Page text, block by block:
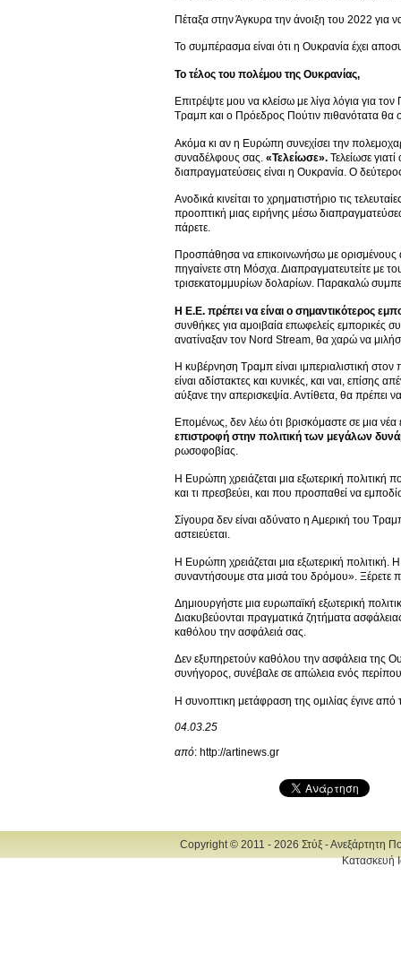
Πέταξα στην Άγκυρα την άνοιξη του 2022 για
Το συμπέρασμα είναι ότι η Ουκρανία έχει
Το τέλος του πολέμου της Ουκρανίας,
Επιτρέψτε μου να κλείσω με λίγα λόγια για
Τραμπ και ο Πρόεδρος Πούτιν πιθανότατα
Ακόμα κι αν η Ευρώπη συνεχίσει την
συναδέλφους σας. «Τελείωσε». Τελείωσε
διαπραγματεύσεις είναι η Ουκρανία. Ο
Ανοδικά κινείται το χρηματιστήριο τις
προοπτική μιας ειρήνης μέσω
πάρετε.
Προσπάθησα να επικοινωνήσω με
πηγαίνετε στη Μόσχα. Διαπραγματευτείτε με
τρισεκατομμυρίων δολαρίων. Παρακαλώ
Η Ε.Ε. πρέπει να είναι ο σημαντικότερος
συνθήκες για αμοιβαία επωφελείς εμπορικές
ανατίναξαν τον Nord Stream, θα χαρώ να
Η κυβέρνηση Τραμπ είναι ιμπεριαλιστική
είναι αδίστακτες και κυνικές, και ναι,
αύξανε την απερισκεψία. Αντίθετα, θα πρέπει
Επομένως, δεν λέω ότι βρισκόμαστε σε μια
επιστροφή στην πολιτική των μεγάλων
ρωσοφοβίας.
Η Ευρώπη χρειάζεται μια εξωτερική πολιτική
και τι πρεσβεύει, και που προσπαθεί να
Σίγουρα δεν είναι αδύνατο η Αμερική του
αστειεύεται.
Η Ευρώπη χρειάζεται μια εξωτερική
συναντήσουμε στα μισά του δρόμου». Ξέρετε
Δημιουργήστε μια ευρωπαϊκή εξωτερική
Διακυβεύονται πραγματικά ζητήματα
καθόλου την ασφάλειά σας.
Δεν εξυπηρετούν καθόλου την ασφάλεια της
συνήγορος, συνέβαλε σε απώλεια ενός
Η συνοπτικη μετάφραση της ομιλίας έγινε
04.03.25
από: http://artinews.gr
Copyright © 2011 - 2026 Στύξ - Ανεξάρτητη
Κατασκευή